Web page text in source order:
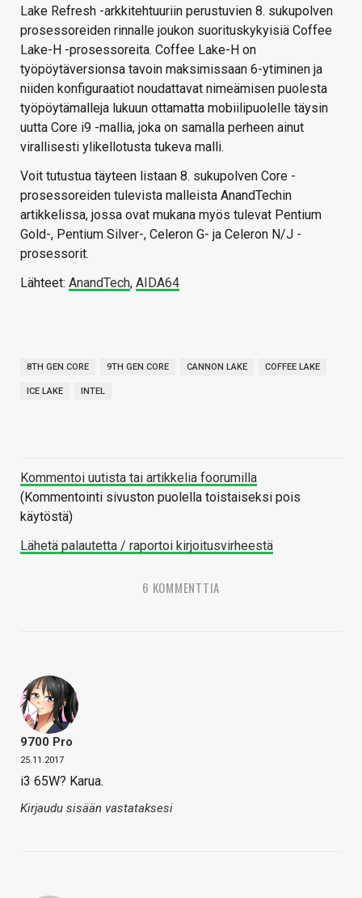
Lake Refresh -arkkitehtuuriin perustuvien 8. sukupolven
prosessoreiden rinnalle joukon suorituskykyisiä Coffee
Lake-H -prosessoreita. Coffee Lake-H on
työpöytäversionsa tavoin maksimissaan 6-ytiminen ja
niiden konfiguraatiot noudattavat nimeämisen puolesta
työpöytämalleja lukuun ottamatta mobiilipuolelle täysin
uutta Core i9 -mallia, joka on samalla perheen ainut
virallisesti ylikellotusta tukeva malli.
Voit tutustua täyteen listaan 8. sukupolven Core -
prosessoreiden tulevista malleista AnandTechin
artikkelissa, jossa ovat mukana myös tulevat Pentium
Gold-, Pentium Silver-, Celeron G- ja Celeron N/J -
prosessorit.
Lähteet: AnandTech, AIDA64
8TH GEN CORE 9TH GEN CORE CANNON LAKE COFFEE LAKE
ICE LAKE INTEL
Kommentoi uutista tai artikkelia foorumilla
(Kommentointi sivuston puolella toistaiseksi pois
käytöstä)
Lähetä palautetta / raportoi kirjoitusvirheestä
6 KOMMENTTIA
9700 Pro
25.11.2017
i3 65W? Karua.
Kirjaudu sisään vastataksesi